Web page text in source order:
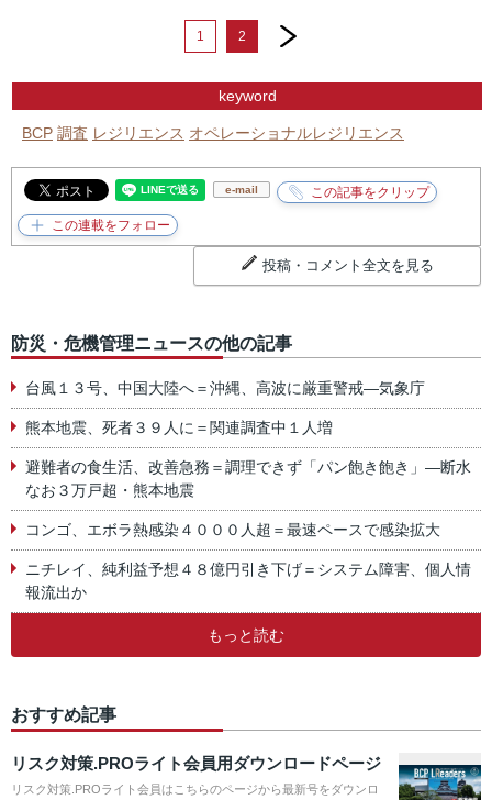
1 2
next
keyword
BCP 調査 レジリエンス オペレーショナルレジリエンス
e-mail
投稿・コメント全文を見る
防災・危機管理ニュースの他の記事
台風１３号、中国大陸へ＝沖縄、高波に厳重警戒―気象庁
熊本地震、死者３９人に＝関連調査中１人増
避難者の食生活、改善急務＝調理できず「パン飽き飽き」―断水
なお３万戸超・熊本地震
コンゴ、エボラ熱感染４０００人超＝最速ペースで感染拡大
ニチレイ、純利益予想４８億円引き下げ＝システム障害、個人情
報流出か
もっと読む
おすすめ記事
リスク対策.PROライト会員用ダウンロードページ
リスク対策.PROライト会員はこちらのページから最新号をダウンロ